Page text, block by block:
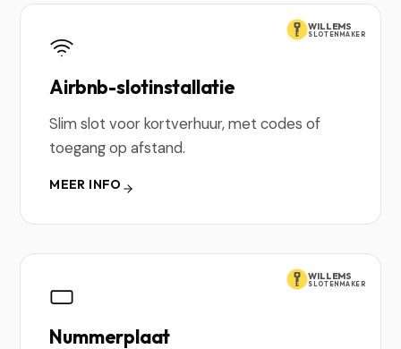
WILLEMS
SLOTENMAKER
Airbnb-slotinstallatie
Slim slot voor kortverhuur, met codes of
toegang op afstand.
MEER INFO
WILLEMS
SLOTENMAKER
Nummerplaat